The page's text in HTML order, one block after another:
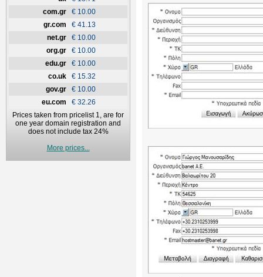
com.gr
€ 10.00
gr.com
€ 41.13
net.gr
€ 10.00
org.gr
€ 10.00
edu.gr
€ 10.00
co.uk
€ 15.32
gov.gr
€ 10.00
eu.com
€ 32.26
Prices taken from pricelist 1, are for
one year domain registration and
does not include tax 24%
More prices...